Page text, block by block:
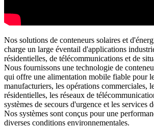
Nos solutions de conteneurs solaires et
charge un large éventail d'applications
résidentielles, de télécommunications et de
Nous fournissons une technologie de
qui offre une alimentation mobile fiable pour
manufacturiers, les opérations commerciales,
résidentielles, les réseaux de
systèmes de secours d'urgence et les services
Nos systèmes sont conçus pour une
diverses conditions environnementales.